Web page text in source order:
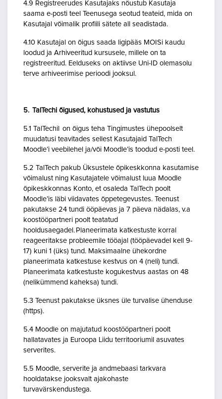
4.9 Registreerudes Kasutajaks nõustub Kasutaja
saama e-posti teel Teenusega seotud teateid, mida on
Kasutajal võimalik profiili sätete all seadistada.
4.10 Kasutajal on õigus saada ligipääs MOISi kaudu
loodud ja Arhiveeritud kursusele, millele on ta
registreeritud. Eelduseks on aktiivse Uni-ID olemasolu
terve arhiveerimise perioodi jooksul.
5. TalTechi õigused, kohustused ja vastutus
5.1 TalTechil on õigus teha Tingimustes ühepoolselt
muudatusi teavitades sellest Kasutajaid TalTech
Moodle’i veebilehel ja/või Moodle’is toodud e-posti teel.
5.2 TalTech pakub Üksustele õpikeskkonna kasutamise
võimalust ning Kasutajatele võimalust luua Moodle
õpikeskkonnas Konto, et osaleda TalTech poolt
Moodle’is läbi viidavates õppetegevustes. Teenust
pakutakse 24 tundi ööpäevas ja 7 päeva nädalas, v.a
koostööpartneri poolt teatatud
hooldusaegadel. Planeerimata katkestuste korral
reageeritakse probleemile tööajal (tööpäevadel kell 9-
17) kuni 1 (üks) tund. Maksimaalne ühekordne
planeerimata katkestuse kestvus on 4 (neli) tundi.
Planeerimata katkestuste kogukestvus aastas on 48
(nelikümmend kaheksa) tundi.
5.3 Teenust pakutakse üksnes üle turvalise ühenduse
(https).
5.4 Moodle on majutatud koostööpartneri poolt
hallatavates ja Euroopa Liidu territooriumil asuvates
serverites.
5.5 Moodle, serverite ja andmebaasi tarkvara
hooldatakse jooksvalt ajakohaste
turvavärskendustega.